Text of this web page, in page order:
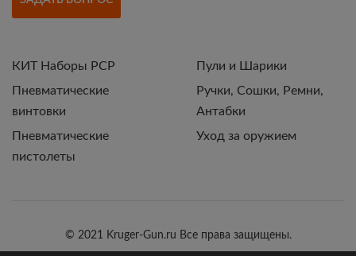
КИТ Наборы РСР
Пневматические
винтовки
Пневматические
пистолеты
Пули и Шарики
Ручки, Сошки, Ремни,
Антабки
Уход за оружием
© 2021 Kruger-Gun.ru Все права защищены.